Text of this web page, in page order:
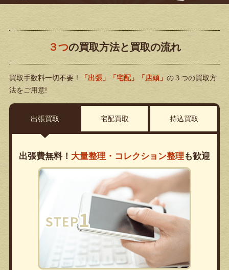
３つの買取方法と買取の流れ
買取手数料一切不要！ 「出張」「宅配」「店頭」 の３つの買取方
法をご用意!
出張買取 宅配買取 持込買取
出張費無料！ 大量整理・コレクション整理 も歓迎